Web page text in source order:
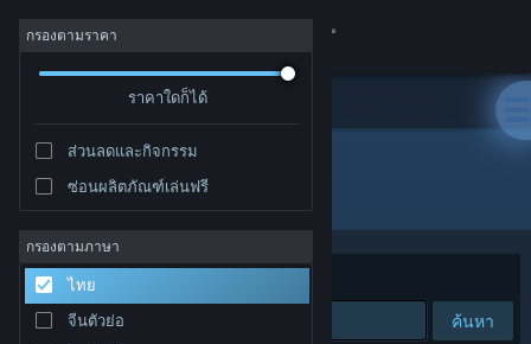
เข้าสู่ระบบ
ชุมชน
เกี่ยวกับ
ฝ่ายสนับสนุน
กรองตามราคา
ราคาใดก็ได้
ส่วนลดและกิจกรรม
ซ่อนผลิตภัณฑ์เล่นฟรี
กรองตามภาษา
ไทย
จีนตัวย่อ
ผู้พัฒนา: 👁️
จัดเรียงตาม
ค้นหา